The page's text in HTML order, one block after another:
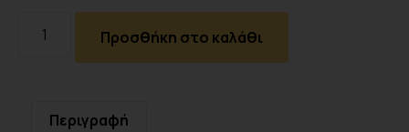
Προσθήκη στο καλάθι
Περιγραφή